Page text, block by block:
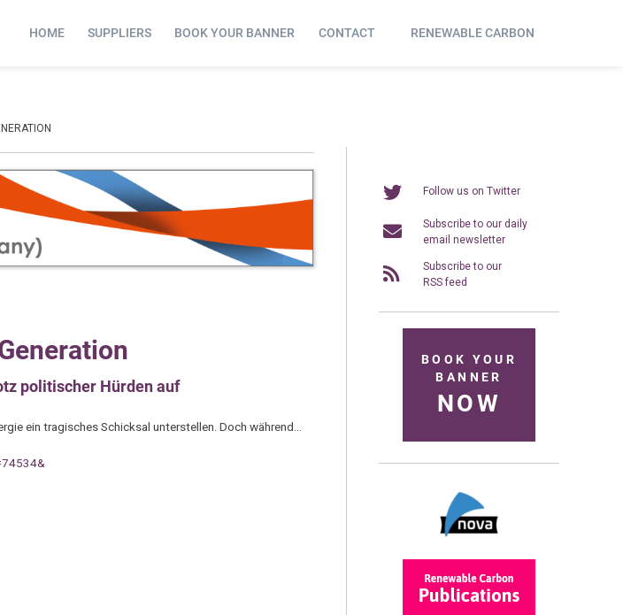
HOME SUPPLIERS BOOK YOUR BANNER CONTACT RENEWABLE CARBON
politischer Hürden auf
ein tragisches Schicksal unterstellen. Doch während…
Follow us on Twitter
Subscribe to our daily
email newsletter
Subscribe to our
RSS feed
BOOK YOUR
BANNER
NOW